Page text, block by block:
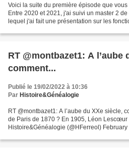
Voici la suite du première épisode que
Entre 2020 et 2021, j'ai suivi un master 2
lequel j'ai fait une présentation sur les
RT @montbazet1: A l’aube
comment...
Publié le 19/02/2022 à 10:36
Par Histoire&Généalogie
RT @montbazet1: A l’aube du XXe siècle,
de Paris de 1870 ? En 1905, Léon Lescœur
Histoire&Généalogie (@HFerreol) February